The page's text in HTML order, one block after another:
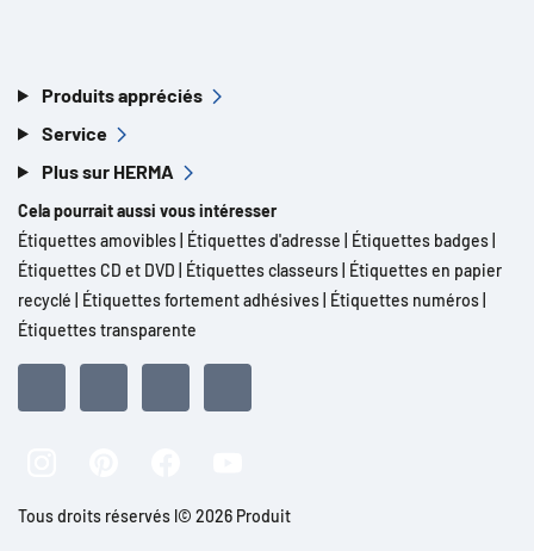
Produits appréciés
Service
Plus sur HERMA
Cela pourrait aussi vous intéresser
Étiquettes amovibles Étiquettes d'adresse Étiquettes badges
Étiquettes CD et DVD
Étiquettes classeurs Étiquettes en papier
recyclé
Étiquettes fortement adhésives Étiquettes numéros
Étiquettes transparente
Tous droits réservés l© 2026 Produit